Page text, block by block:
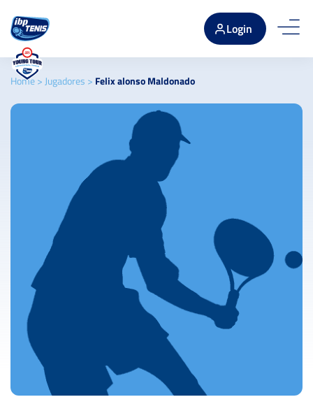
Login
Home> Jugadores > Felix alonso Maldonado